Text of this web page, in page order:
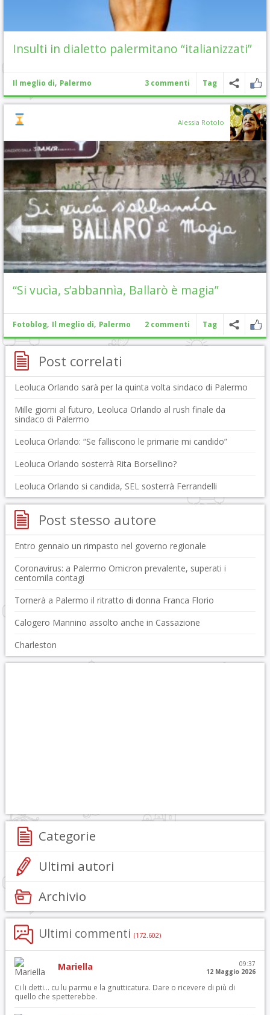
Insulti in dialetto palermitano “italianizzati”
Il meglio di, Palermo 3 commenti Tag
Alessia Rotolo
“Si vucìa, s’abbannìa, Ballarò è magia”
Fotoblog, Il meglio di, Palermo 2 commenti Tag
Post correlati
Leoluca Orlando sarà per la quinta volta sindaco di Palermo
Mille giorni al futuro, Leoluca Orlando al rush finale da
sindaco di Palermo
Leoluca Orlando: “Se falliscono le primarie mi candido”
Leoluca Orlando sosterrà Rita Borsellino?
Leoluca Orlando si candida, SEL sosterrà Ferrandelli
Post stesso autore
Entro gennaio un rimpasto nel governo regionale
Coronavirus: a Palermo Omicron prevalente, superati i
centomila contagi
Tornerà a Palermo il ritratto di donna Franca Florio
Calogero Mannino assolto anche in Cassazione
Charleston
Categorie
Ultimi autori
Archivio
Ultimi commenti (172.602)
Mariella
09:37
12 Maggio 2026
Ci li detti… cu lu parmu e la gnutticatura. Dare o ricevere di più di
quello che spetterebbe.